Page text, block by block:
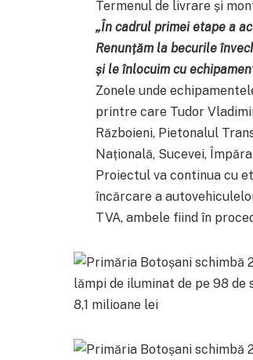
Termenul de livrare și
„În cadrul primei etape a
Renunțăm la becurile
și le înlocuim cu
Zonele unde
printre care Tudor
Războieni, Pietonalul
Națională, Sucevei,
Proiectul va continua cu
încărcare a
TVA, ambele fiind în